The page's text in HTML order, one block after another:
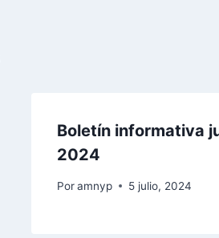
Boletín informativa
2024
Por amnyp 5 julio, 2024